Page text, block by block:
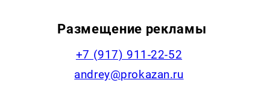
Размещение рекламы
+7 (917) 911-22-52
andrey@prokazan.ru